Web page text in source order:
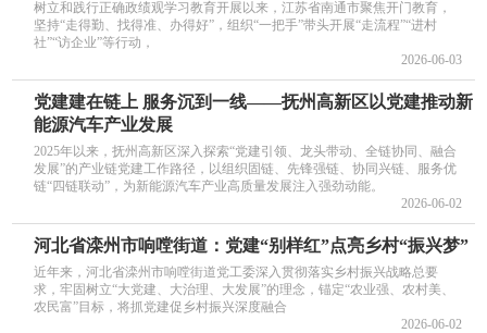
树立和践行正确政绩观学习教育开展以来，江苏省南通市聚焦开门教育，
坚持“走得勤、找得准、办得好”，组织“一把手”带头开展“走流程”“进村
社”“访企业”等行动，
2026-06-03
党建建在链上 服务沉到一线——抚州高新区以党建推动新
能源汽车产业发展
2025年以来，抚州高新区深入探索“党建引领、龙头带动、全链协同、融合
发展”的产业链党建工作路径，以组织固链、先锋强链、协同兴链、服务优
链“四链联动”，为新能源汽车产业高质量发展注入强劲动能。
2026-06-02
河北省滦州市响嘡街道：党建“别样红”点亮乡村“振兴梦”
近年来，河北省滦州市响嘡街道党工委深入贯彻落实乡村振兴战略总要
求，牢固树立“大党建、大治理、大发展”的理念，锚定“农业强、农村美、
农民富”目标，将抓党建促乡村振兴深度融合
2026-06-02